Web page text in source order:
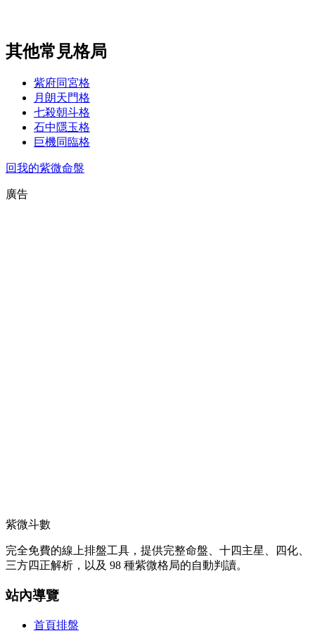
其他常見格局
紫府同宮格
月朗天門格
七殺朝斗格
石中隱玉格
巨機同臨格
回我的紫微命盤
廣告
紫微斗數
完全免費的線上排盤工具，提供完整命盤、十四主星、四化、
三方四正解析，以及 98 種紫微格局的自動判讀。
站內導覽
首頁排盤